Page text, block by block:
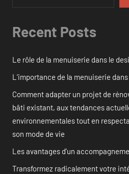
Recent Posts
Le rôle de la menuiserie dans le
L’importance de la menuiserie
Comment adapter un projet de
bâti existant, aux tendances
environnementales tout en
son mode de vie
Les avantages d’un
Transformez radicalement votre